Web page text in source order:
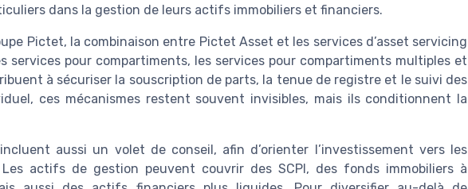
dans la gestion de leurs actifs immobiliers et financiers.
Pictet, la combinaison entre Pictet Asset et les services d’asset servicing
services pour compartiments, les services pour compartiments multiples et
à sécuriser la souscription de parts, la tenue de registre et le suivi des
ces mécanismes restent souvent invisibles, mais ils conditionnent la
aussi un volet de conseil, afin d’orienter l’investissement vers les
actifs de gestion peuvent couvrir des SCPI, des fonds immobiliers à